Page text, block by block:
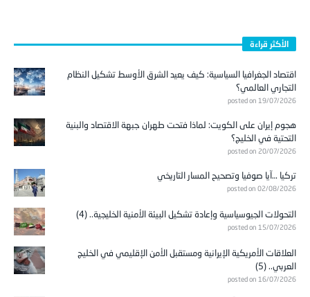
الأكثر قراءة
اقتصاد الجغرافيا السياسية: كيف يعيد الشرق الأوسط تشكيل النظام
التجاري العالمي؟
posted on 19/07/2026
هجوم إيران على الكويت: لماذا فتحت طهران جبهة الاقتصاد والبنية
التحتية في الخليج؟
posted on 20/07/2026
تركيا …آيا صوفيا وتصحيح المسار التاريخي
posted on 02/08/2026
التحولات الجيوسياسية وإعادة تشكيل البيئة الأمنية الخليجية.. (4)
posted on 15/07/2026
العلاقات الأمريكية الإيرانية ومستقبل الأمن الإقليمي في الخليج
العربي.. (5)
posted on 16/07/2026